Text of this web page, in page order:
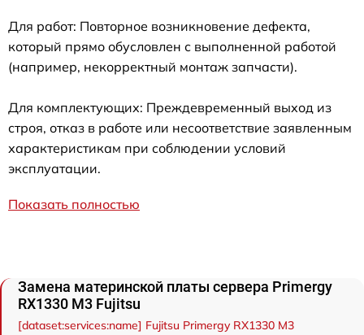
Для работ: Повторное возникновение дефекта,
который прямо обусловлен с выполненной работой
(например, некорректный монтаж запчасти).
Для комплектующих: Преждевременный выход из
строя, отказ в работе или несоответствие заявленным
характеристикам при соблюдении условий
эксплуатации.
Показать полностью
Замена материнской платы сервера Primergy
RX1330 M3 Fujitsu
[dataset:services:name] Fujitsu Primergy RX1330 M3